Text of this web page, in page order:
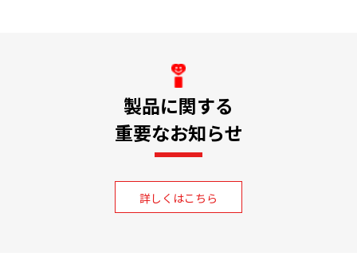
製品に関する
重要なお知らせ
詳しくはこちら